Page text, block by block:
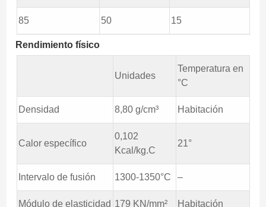
85 50 15
Rendimiento físico
Unidades
Temperatura en
°C
Densidad 8,80 g/cm³ Habitación
Calor específico
0,102
Kcal/kg.C
21°
Intervalo de fusión 1300-1350°C –
Módulo de elasticidad 179 KN/mm² Habitación